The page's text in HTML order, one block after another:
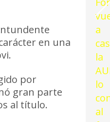
en una
por
gran parte
al título.